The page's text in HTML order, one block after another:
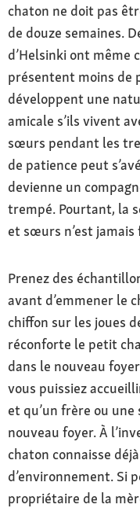
chaton ne doit pas
de douze semaines.
d’Helsinki ont même
présentent moins de
développent une
amicale s’ils vivent
sœurs pendant les
de patience peut
devienne un
trempé. Pourtant, la
et sœurs n’est
Prenez des
avant d’emmener le
chiffon sur les joues
réconforte le petit
dans le nouveau
vous puissiez
et qu’un frère ou
nouveau foyer. À
chaton connaisse
d’environnement. Si
propriétaire de la